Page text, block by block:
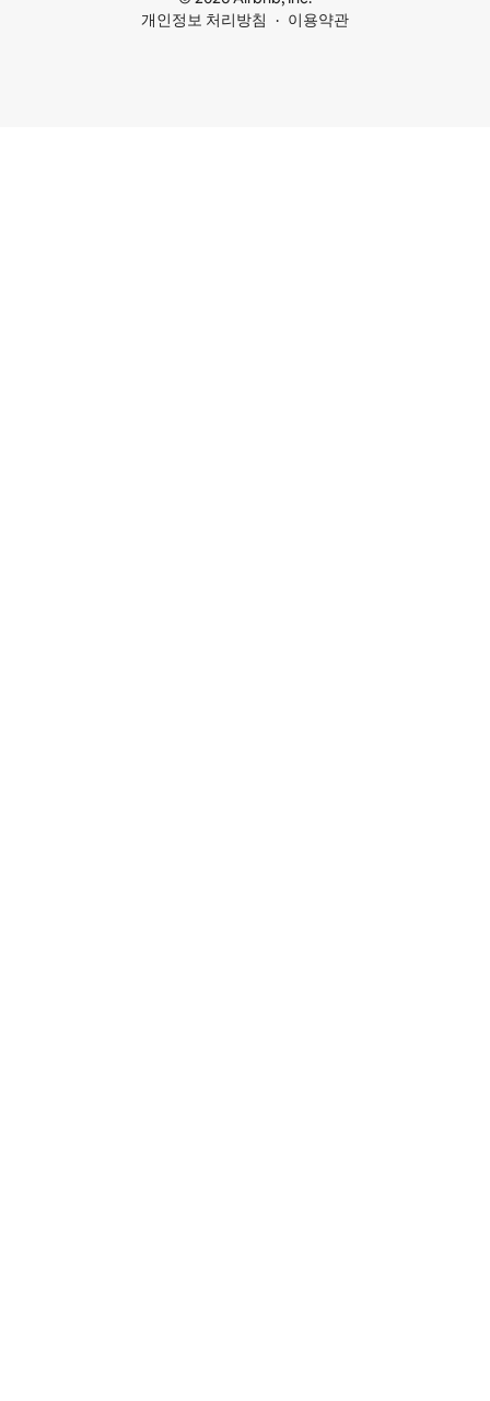
개인정보 처리방침
이용약관